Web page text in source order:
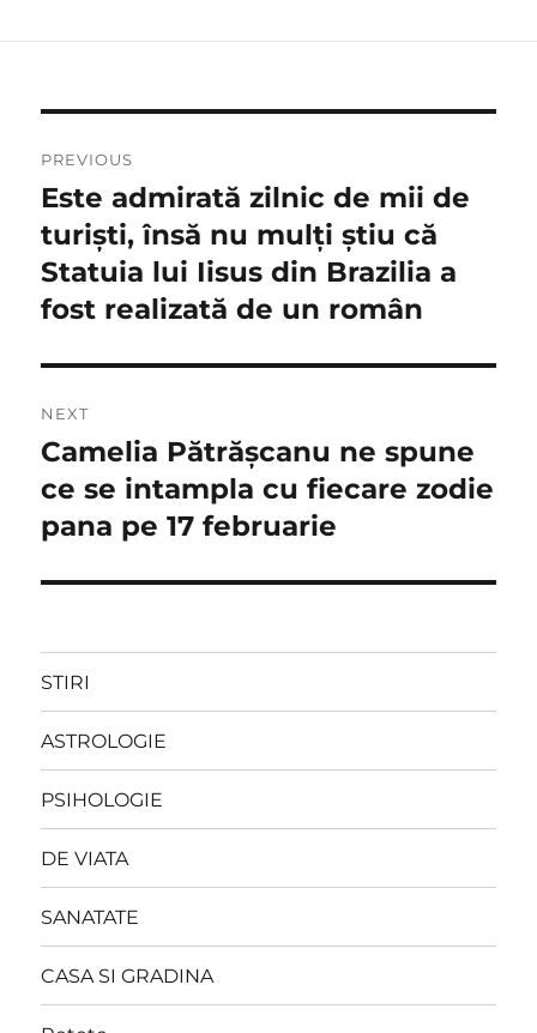
în
articole
PREVIOUS
Previous
post:
Este admirată zilnic de mii de
turiști, însă nu mulți știu că
Statuia lui Iisus din Brazilia a
fost realizată de un român
NEXT
Next
post:
Camelia Pătrășcanu ne spune
ce se intampla cu fiecare zodie
pana pe 17 februarie
STIRI
ASTROLOGIE
PSIHOLOGIE
DE VIATA
SANATATE
CASA SI GRADINA